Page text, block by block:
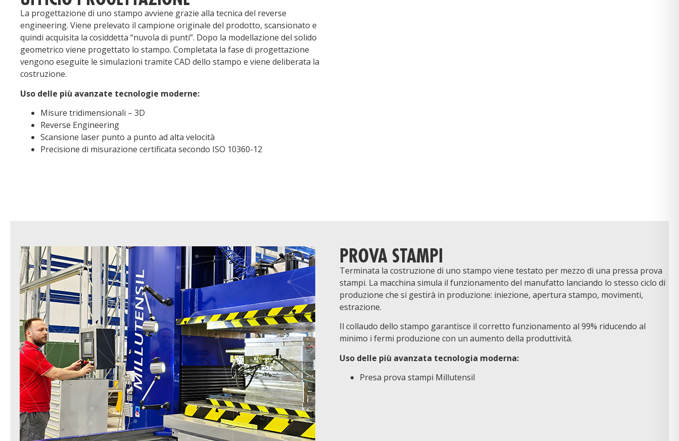
La progettazione di uno stampo avviene grazie alla tecnica del reverse
engineering. Viene prelevato il campione originale del prodotto, scansionato e
quindi acquisita la cosiddetta “nuvola di punti”. Dopo la modellazione del solido
geometrico viene progettato lo stampo. Completata la fase di progettazione
vengono eseguite le simulazioni tramite CAD dello stampo e viene deliberata la
costruzione.
Uso delle più avanzate tecnologie moderne:
Misure tridimensionali – 3D
Reverse Engineering
Scansione laser punto a punto ad alta velocità
Precisione di misurazione certificata secondo ISO 10360-12
PROVA STAMPI
Terminata la costruzione di uno stampo viene testato per mezzo di una pressa prova
stampi. La macchina simula il funzionamento del manufatto lanciando lo stesso ciclo di
produzione che si gestirà in produzione: iniezione, apertura stampo, movimenti,
estrazione.
Il collaudo dello stampo garantisce il corretto funzionamento al 99% riducendo al
minimo i fermi produzione con un aumento della produttività.
Uso delle più avanzata tecnologia moderna:
Presa prova stampi Millutensil